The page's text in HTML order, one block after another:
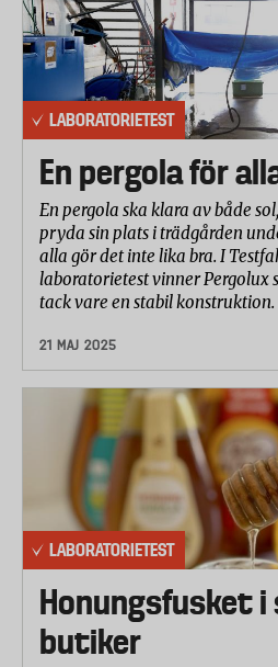
LABORATORIETEST
En pergola för
En pergola ska klara av både
pryda sin plats i trädgården
alla gör det inte lika bra. I
laboratorietest vinner Pergolux
tack vare en stabil konstruktion.
21 MAJ 2025
LABORATORIETEST
Honungsfusket i
butiker